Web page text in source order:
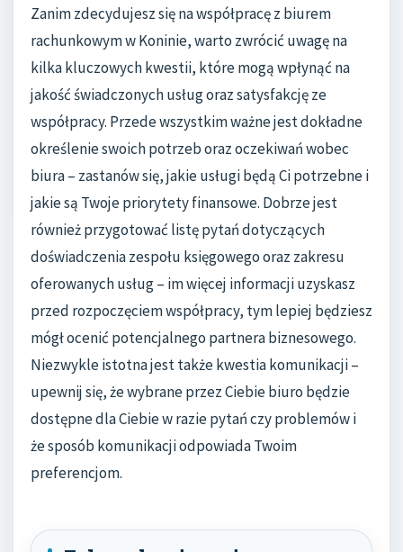
Zanim zdecydujesz się na współpracę z biurem
rachunkowym w Koninie, warto zwrócić uwagę na
kilka kluczowych kwestii, które mogą wpłynąć na
jakość świadczonych usług oraz satysfakcję ze
współpracy. Przede wszystkim ważne jest dokładne
określenie swoich potrzeb oraz oczekiwań wobec
biura – zastanów się, jakie usługi będą Ci potrzebne i
jakie są Twoje priorytety finansowe. Dobrze jest
również przygotować listę pytań dotyczących
doświadczenia zespołu księgowego oraz zakresu
oferowanych usług – im więcej informacji uzyskasz
przed rozpoczęciem współpracy, tym lepiej będziesz
mógł ocenić potencjalnego partnera biznesowego.
Niezwykle istotna jest także kwestia komunikacji –
upewnij się, że wybrane przez Ciebie biuro będzie
dostępne dla Ciebie w razie pytań czy problemów i
że sposób komunikacji odpowiada Twoim
preferencjom.